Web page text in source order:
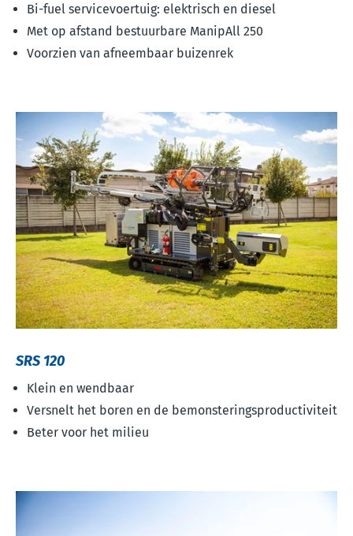
Bi-fuel servicevoertuig: elektrisch en diesel
Met op afstand bestuurbare ManipAll 250
Voorzien van afneembaar buizenrek
SRS 120
Klein en wendbaar
Versnelt het boren en de bemonsteringsproductiviteit
Beter voor het milieu